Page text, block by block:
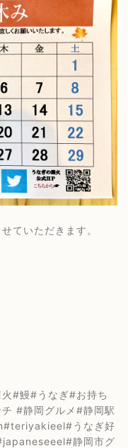
ていただきます。
#鰻#うなぎ#お持ち
#静岡グルメ#静岡駅
うなぎ好
静岡市グ